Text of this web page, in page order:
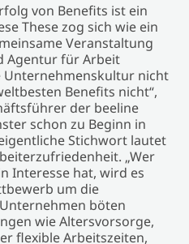
von Benefits ist ein
These zog sich wie ein
Veranstaltung
Agentur für Arbeit
Unternehmenskultur nicht
Benefits nicht“,
der beeline
schon zu Beginn in
Stichwort lautet
„Wer
Interesse hat, wird es
um die
böten
wie Altersvorsorge,
flexible Arbeitszeiten,